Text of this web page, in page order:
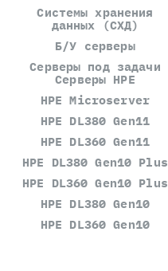
Системы хранения
данных (СХД)
Б/У серверы
Серверы под задачи
Серверы HPE
HPE Microserver
HPE DL380 Gen11
HPE DL360 Gen11
HPE DL380 Gen10 Plus
HPE DL360 Gen10 Plus
HPE DL380 Gen10
HPE DL360 Gen10